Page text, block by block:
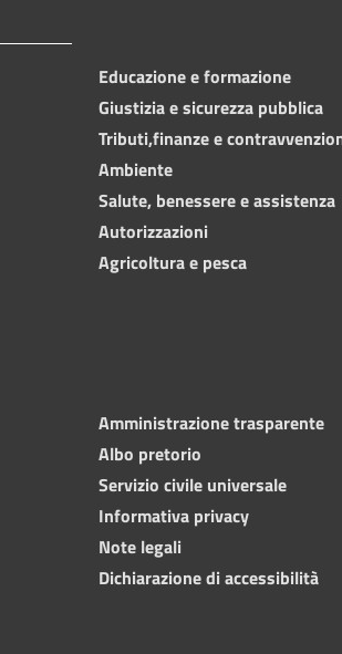
Educazione e formazione
Giustizia e sicurezza pubblica
Tributi,finanze e
Ambiente
Salute, benessere e assistenza
Autorizzazioni
Agricoltura e pesca
Amministrazione trasparente
Albo pretorio
Servizio civile universale
Informativa privacy
Note legali
Dichiarazione di accessibilità